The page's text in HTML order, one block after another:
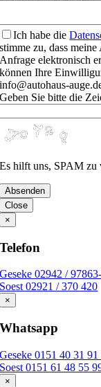
Ich habe die
stimme zu, dass
Anfrage elektronisch
können Ihre
info@autohaus-
Phone
Geben Sie bitte die
Es hilft uns, SPAM zu
Absenden
Close
×
Telefon
Geseke 02942 /
Soest 02921 / 370 420
×
Whatsapp
Geseke 0151 40 31 91
Soest 0151 61 48 55
×